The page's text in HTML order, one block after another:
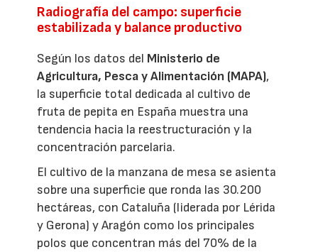
Radiografía del campo: superficie
estabilizada y balance productivo
Según los datos del Ministerio de
Agricultura, Pesca y Alimentación (MAPA),
la superficie total dedicada al cultivo de
fruta de pepita en España muestra una
tendencia hacia la reestructuración y la
concentración parcelaria.
El cultivo de la manzana de mesa se asienta
sobre una superficie que ronda las 30.200
hectáreas, con Cataluña (liderada por Lérida
y Gerona) y Aragón como los principales
polos que concentran más del 70% de la